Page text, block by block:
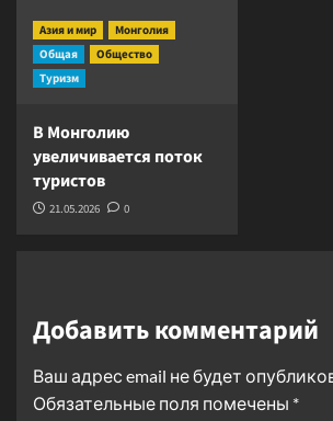
Азия и мир
Монголия
Общая
Общество
Туризм
В Монголию
увеличивается поток
туристов
21.05.2026 0
Добавить комментарий
Ваш адрес email не будет
Обязательные поля помечены *